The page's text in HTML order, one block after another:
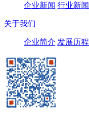
企业新闻 行业新闻
关于我们
企业简介 发展历程